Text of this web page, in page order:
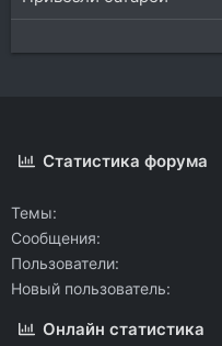
Статистика форума
Темы
Сообщения
Пользователи
Новый пользователь
Онлайн статистика